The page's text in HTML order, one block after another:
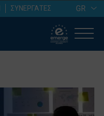
ΣΥΝΕΡΓΑΤΕΣ GR